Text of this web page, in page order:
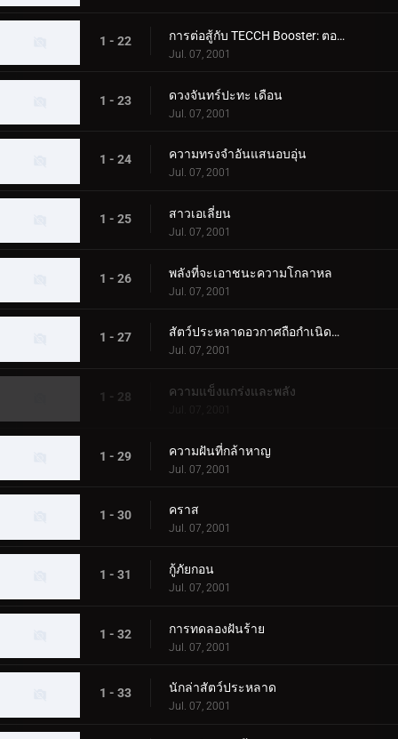
1 - 22 การต่อสู้กับ TECCH Booster: ตอนที่ 2
Jul. 07, 2001
1 - 23 ดวงจันทร์ปะทะ เดือน
Jul. 07, 2001
1 - 24 ความทรงจำอันแสนอบอุ่น
Jul. 07, 2001
1 - 25 สาวเอเลี่ยน
Jul. 07, 2001
1 - 26 พลังที่จะเอาชนะความโกลาหล
Jul. 07, 2001
1 - 27 สัตว์ประหลาดอวกาศถือกำเนิดบนโลก
Jul. 07, 2001
1 - 28 ความแข็งแกร่งและพลัง
Jul. 07, 2001
1 - 29 ความฝันที่กล้าหาญ
Jul. 07, 2001
1 - 30 คราส
Jul. 07, 2001
1 - 31 กู้ภัยกอน
Jul. 07, 2001
1 - 32 การทดลองฝันร้าย
Jul. 07, 2001
1 - 33 นักล่าสัตว์ประหลาด
Jul. 07, 2001